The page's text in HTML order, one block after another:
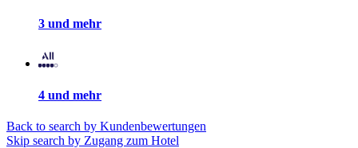
3 und mehr
4 und mehr
Back to search by Kundenbewertungen
Skip search by Zugang zum Hotel